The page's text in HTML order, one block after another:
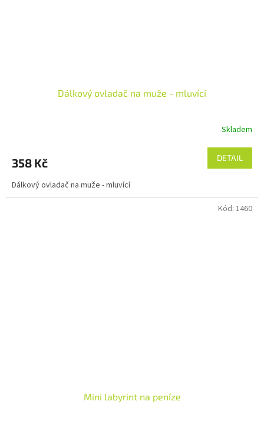
Dálkový ovladač na muže - mluvící
Skladem
358 Kč DETAIL
Dálkový ovladač na muže - mluvící
Mini labyrint na peníze
Kód: 1460